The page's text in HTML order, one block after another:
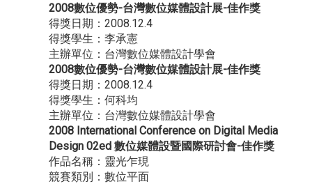
2008數位優勢-台灣數位媒體設計展-佳作獎
得獎日期：2008.12.4
得獎學生：李承憲
主辦單位：台灣數位媒體設計學會
2008數位優勢-台灣數位媒體設計展-佳作獎
得獎日期：2008.12.4
得獎學生：何科均
主辦單位：台灣數位媒體設計學會
2008 International Conference on Digital Media
Design 02ed 數位媒體設暨國際研討會-佳作獎
作品名稱：靈光乍現
競賽類別：數位平面